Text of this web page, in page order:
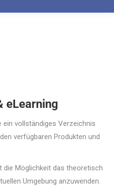
eLearning
ein vollständiges Verzeichnis
verfügbaren Produkten und
die Möglichkeit das theoretisch
Umgebung anzuwenden.